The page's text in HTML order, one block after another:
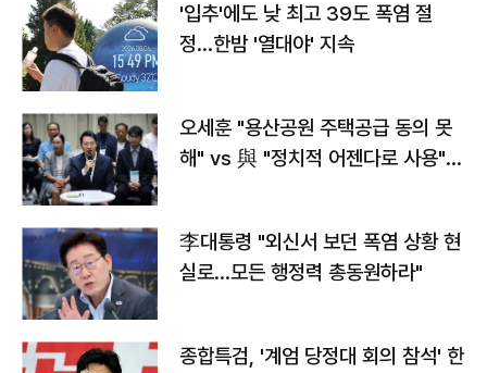
'입추'에도 낮 최고 39도 폭염 절
정…한밤 '열대야' 지속
오세훈 "용산공원 주택공급 동의 못
해" vs 與 "정치적 어젠다로 사용"
李대통령 "외신서 보던 폭염 상황 현
실로…모든 행정력 총동원하라"
종합특검, '계엄 당정대 회의 참석' 한